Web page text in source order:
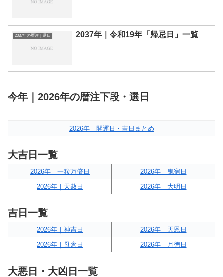
2037年の暦注｜選日 2037年｜令和19年「帰忌日」一覧
今年｜2026年の暦注下段・選日
2026年｜開運日・吉日まとめ
大吉日一覧
2026年｜一粒万倍日
2026年｜鬼宿日
2026年｜天赦日
2026年｜大明日
吉日一覧
2026年｜神吉日
2026年｜天恩日
2026年｜母倉日
2026年｜月徳日
大悪日・大凶日一覧